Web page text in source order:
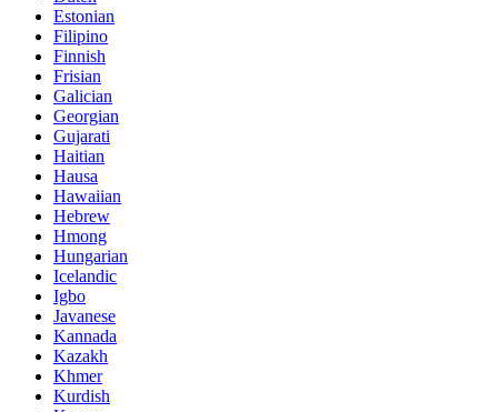
Estonian
Filipino
Finnish
Frisian
Galician
Georgian
Gujarati
Haitian
Hausa
Hawaiian
Hebrew
Hmong
Hungarian
Icelandic
Igbo
Javanese
Kannada
Kazakh
Khmer
Kurdish